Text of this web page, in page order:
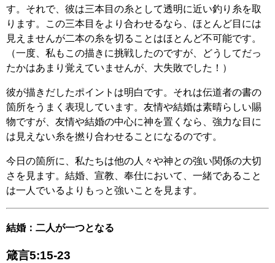
す。それで、彼は三本目の糸として透明に近い釣り糸を取
ります。この三本目をより合わせるなら、ほとんど目には
見えませんが二本の糸を切ることはほとんど不可能です。
（一度、私もこの描きに挑戦したのですが、どうしてだっ
たかはあまり覚えていませんが、大失敗でした！）
彼が描きだしたポイントは明白です。それは伝道者の書の
箇所をうまく表現しています。友情や結婚は素晴らしい賜
物ですが、友情や結婚の中心に神を置くなら、強力な目に
は見えない糸を撚り合わせることになるのです。
今日の箇所に、私たちは他の人々や神との強い関係の大切
さを見ます。結婚、宣教、奉仕において、一緒であること
は一人でいるよりもっと強いことを見ます。
結婚：二人が一つとなる
箴言5:15-23